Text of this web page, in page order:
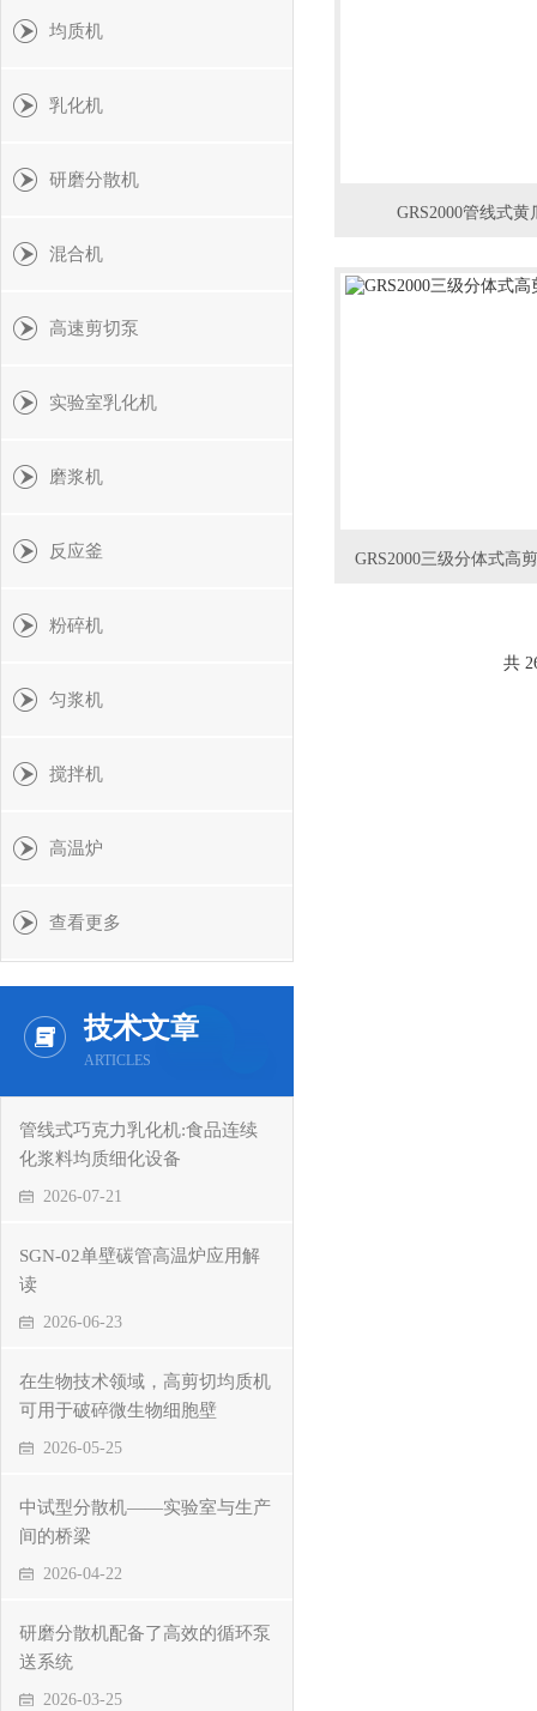
均质机
乳化机
研磨分散机
混合机
高速剪切泵
实验室乳化机
磨浆机
反应釜
粉碎机
匀浆机
搅拌机
高温炉
查看更多
技术文章
ARTICLES
管线式巧克力乳化机:食品连续
化浆料均质细化设备
2026-07-21
SGN-02单壁碳管高温炉应用解
读
2026-06-23
在生物技术领域，高剪切均质机
可用于破碎微生物细胞壁
2026-05-25
中试型分散机——实验室与生产
间的桥梁
2026-04-22
研磨分散机配备了高效的循环泵
送系统
2026-03-25
GRS2000管线式
GRS2000三级分体式高
共